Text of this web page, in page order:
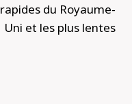
rapides du Royaume-
Uni et les plus lentes